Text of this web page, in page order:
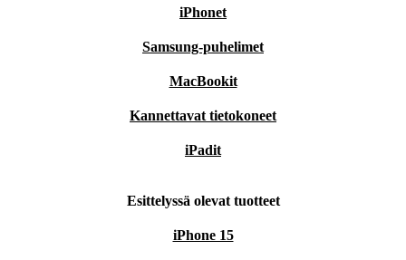
iPhonet
Samsung-puhelimet
MacBookit
Kannettavat tietokoneet
iPadit
Esittelyssä olevat tuotteet
iPhone 15